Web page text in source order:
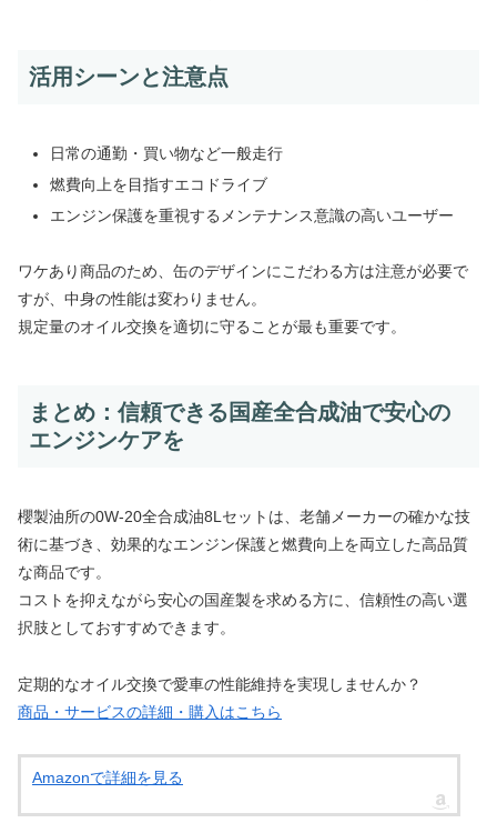
活用シーンと注意点
日常の通勤・買い物など一般走行
燃費向上を目指すエコドライブ
エンジン保護を重視するメンテナンス意識の高いユーザー
ワケあり商品のため、缶のデザインにこだわる方は注意が必要で
すが、中身の性能は変わりません。
規定量のオイル交換を適切に守ることが最も重要です。
まとめ：信頼できる国産全合成油で安心の
エンジンケアを
櫻製油所の0W-20全合成油8Lセットは、老舗メーカーの確かな技
術に基づき、効果的なエンジン保護と燃費向上を両立した高品質
な商品です。
コストを抑えながら安心の国産製を求める方に、信頼性の高い選
択肢としておすすめできます。
定期的なオイル交換で愛車の性能維持を実現しませんか？
商品・サービスの詳細・購入はこちら
Amazonで詳細を見る